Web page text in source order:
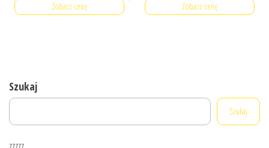
Zobacz cenę Zobacz cenę
Szukaj
Szukaj